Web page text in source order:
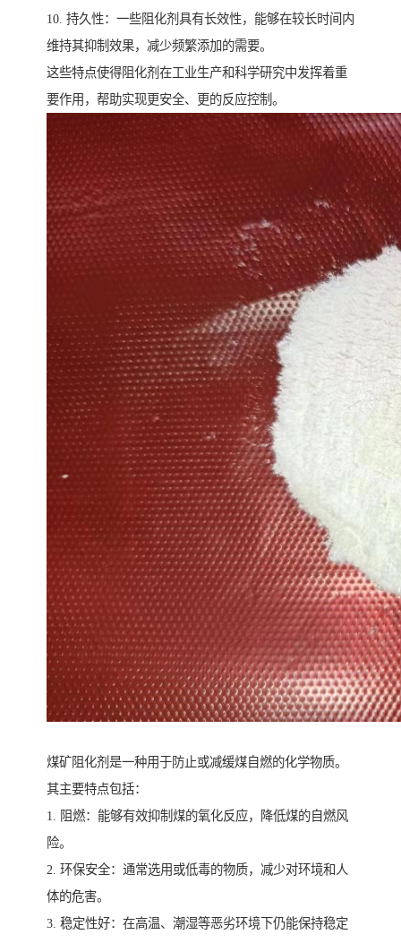
10. 持久性：一些阻化剂具有长效性，能够在较长时间内
维持其抑制效果，减少频繁添加的需要。
这些特点使得阻化剂在工业生产和科学研究中发挥着重
要作用，帮助实现更安全、更的反应控制。
煤矿阻化剂是一种用于防止或减缓煤自燃的化学物质。
其主要特点包括：
1. 阻燃：能够有效抑制煤的氧化反应，降低煤的自燃风
险。
2. 环保安全：通常选用或低毒的物质，减少对环境和人
体的危害。
3. 稳定性好：在高温、潮湿等恶劣环境下仍能保持稳定